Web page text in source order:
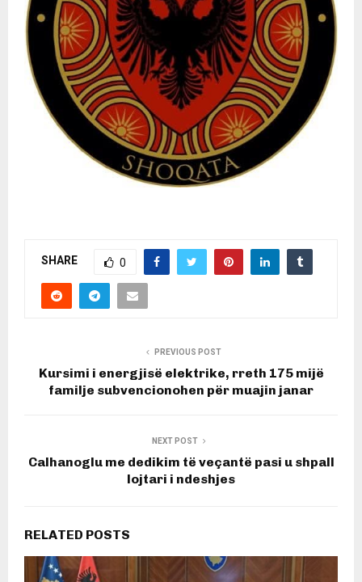
SHARE 0
PREVIOUS POST
Kursimi i energjisë elektrike, rreth 175 mijë
familje subvencionohen për muajin janar
NEXT POST
Calhanoglu me dedikim të veçantë pasi u shpall
lojtari i ndeshjes
RELATED POSTS